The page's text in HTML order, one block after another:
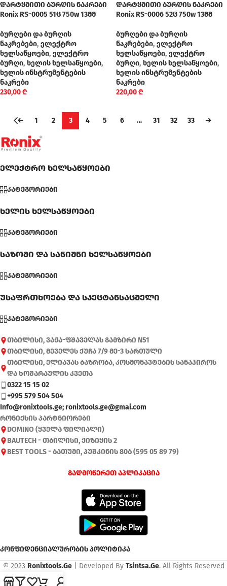
დარტყმითი ბურღის ნაკრები
Ronix RS-0005 51ც 750w 13მმ
ბურღები და ბურღის
ნაკრებები, ელექტრო
ხელსაწყოები, ელექტრო
ბურღი, ხელის ხელსაწყოები,
ხელის ინსტრუმენტების
ნაკრები
230,00₾
დარტყმითი ბურღის ნაკრები
Ronix RS-0006 52ც 750w 13მმ
ბურღები და ბურღის
ნაკრებები, ელექტრო
ხელსაწყოები, ელექტრო
ბურღი, ხელის ხელსაწყოები,
ხელის ინსტრუმენტების
ნაკრები
220,00₾
← 1 2 3 4 5 6 … 31 32 33 →
ელექტრო ხელსაწყოები
კატეგორიები
ხელის ხელსაწყოები
კატეგორიები
საზომი და სანიშნი ხელსაწყოები
კატეგორიები
უსაფრთხოება და სპეცტანსაცმელი
კატეგორიები
თბილისი, ვაჟა-ფშაველას გამზირი N51
თბილისი, მეველეს ქუჩა 7/9 მე-3 სართული
თბილისი, ელიავას ბაზრობა, კოსმონავტების სანაპიროს
და ხოშარაულის კვეთა
0322 15 15 02
+995 579 504 504
Info@ronixtools.ge; ronixtools.ge@gmai.com
რონიქსის პარტნიორები
DOMINO (ყველა ფილიალი)
BAUTECH - თბილისი, ქიზიყის 2
BEST TOOLS - ბათუმი, პუშკინის 80ბ (595 05 89 79)
გადმოწერეთ აპლიკაცია
კონფიდენციალურობის პოლიტიკა
© 2023 Ronixtools.Ge| Developed By Tsintsa.Ge. All Rights Reserved